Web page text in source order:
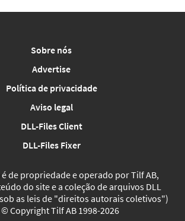
Sobre nós
Advertise
Política de privacidade
Aviso legal
DLL-Files Client
DLL-Files Fixer
é de propriedade e operado por Tilf AB,
do site e a coleção de arquivos DLL
as leis de "direitos autorais coletivos")
Copyright Tilf AB 1998-2026